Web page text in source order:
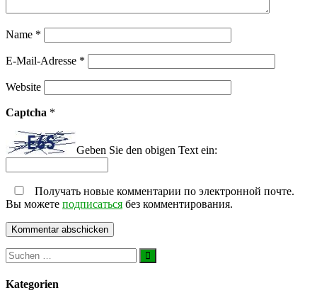
Name *
E-Mail-Adresse *
Website
Captcha *
Geben Sie den obigen Text ein:
Получать новые комментарии по электронной почте.
Вы можете подписаться без комментирования.
Kategorien